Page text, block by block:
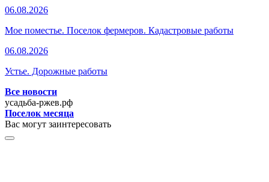
06.08.2026
Мое поместье. Поселок фермеров. Кадастровые работы
06.08.2026
Устье. Дорожные работы
Все новости
усадьба-ржев.рф
Поселок месяца
Вас могут заинтересовать